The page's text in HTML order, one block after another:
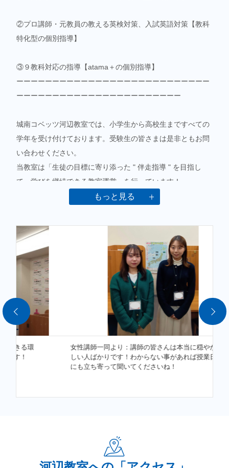
②プロ講師・元教員の教える英検対策、入試英語対策【教科
特化型の個別指導】
③９教科対応の指導【atama＋の個別指導】
ーーーーーーーーーーーーーーーーーーーーーーーーーーー
ーーーーーーーーーーーーーーーーーーーーーーー
城南コベッツ河辺教室では、小学生から高校生まですべての
学年を受け付けております。受験生の皆さまは是非ともお問
い合わせください。
当教室は「生徒の目標に寄り添った " 伴走指導 " を目指し
て、学びを継続できる教室運営」を行っています！
先生１人に生徒２人の指導を原則に、１人１人の生徒を個別
毎日の学校の宿題・学習、他塾の勉強において問題点はない
でしょうか...？
今後の受験や進路を見据えて、日々の学習を続けられていま
すか...？
今からでも始められますので、まずは教室へご相談くださ
い！
当教室では生徒の皆様それぞれにご満足いただける有形無形
の学習効果を実感できます。
対応いたしますので併せてご相談ください。
日々の学習、進路についてお悩みのことがありましたら、
まずは私たち城南コベッツ河辺教室へお気軽にご相談くださ
もっと見る
女性講師一同より：講師の皆さんは本当に穏やかで優
しい人ばかりです！わからない事があれば授業日以外
にも立ち寄って聞いてくださいね！